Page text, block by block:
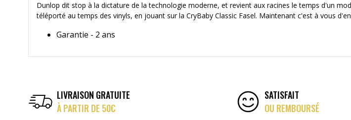
Dunlop dit stop à la dictature de la technologie moderne, et revient aux racines le temps d'un
téléporté au temps des vinyls, en jouant sur la CryBaby Classic Fasel. Maintenant c'est à vous
Garantie - 2 ans
LIVRAISON GRATUITE
À PARTIR DE 50€
SATISFAIT
OU REMBOURSÉ